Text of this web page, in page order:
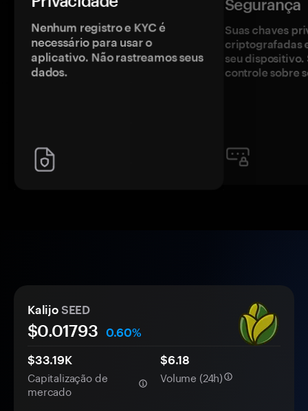
Nenhum registro e KYC é
necessário para usar o
aplicativo. Não rastreamos seus
dados.
Segurança
Suas chaves
criptografadas
seu dispositivo.
controle sobre
Kalijo SEED
$0.01793
0.60%
$33.19K
Capitalização de
mercado
$6.18
Volume (24h)